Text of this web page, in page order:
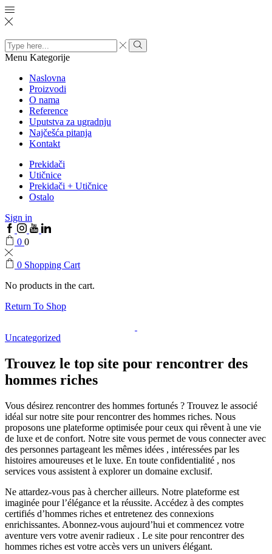
Search
input
Menu Kategorije
Naslovna
Proizvodi
O nama
Reference
Uputstva za ugradnju
Najčešća pitanja
Kontakt
Prekidači
Utičnice
Prekidači + Utičnice
Ostalo
Sign in
0 0
0 Shopping Cart
No products in the cart.
Return To Shop
Uncategorized
Trouvez le top site pour rencontrer des
hommes riches
Vous désirez rencontrer des hommes fortunés ? Trouvez le associé
idéal sur notre site pour rencontrer des hommes riches. Nous
proposons une plateforme optimisée pour ceux qui rêvent à une vie
de luxe et de confort. Notre site vous permet de vous connecter avec
des personnes partageant les mêmes idées , intéressées par les
histoires amoureuses et le luxe. En toute confidentialité , nos
services vous assistent à explorer un domaine exclusif.
Ne attardez-vous pas à chercher ailleurs. Notre plateforme est
imaginée pour l’élégance et la réussite. Accédez à des comptes
certifiés d’hommes riches et entretenez des connexions
enrichissantes. Abonnez-vous aujourd’hui et commencez votre
aventure vers votre avenir radieux . Le site pour rencontrer des
hommes riches est votre accès vers un univers élégant.